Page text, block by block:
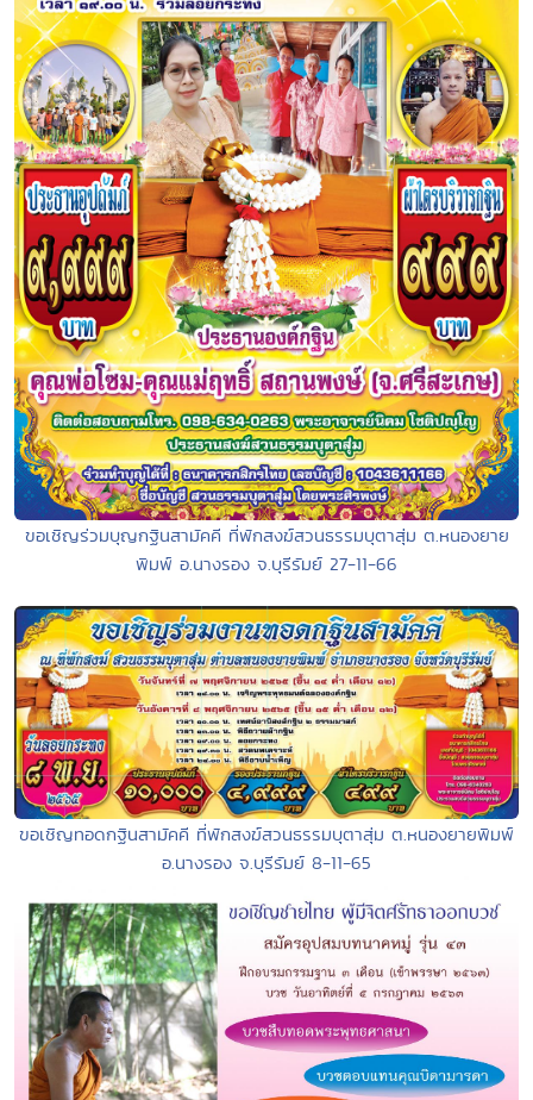
ขอเชิญร่วมบุญกฐินสามัคคี ที่พักสงฆ์สวนธรรมบุตาสุ่ม ต.หนองยาย
พิมพ์ อ.นางรอง จ.บุรีรัมย์ 27-11-66
ขอเชิญทอดกฐินสามัคคี ที่พักสงฆ์สวนธรรมบุตาสุ่ม ต.หนองยายพิมพ์
อ.นางรอง จ.บุรีรัมย์ 8-11-65